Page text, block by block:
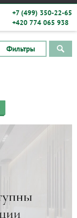
+7 (499) 350-22-65
+420 774 065 938
Фильтры